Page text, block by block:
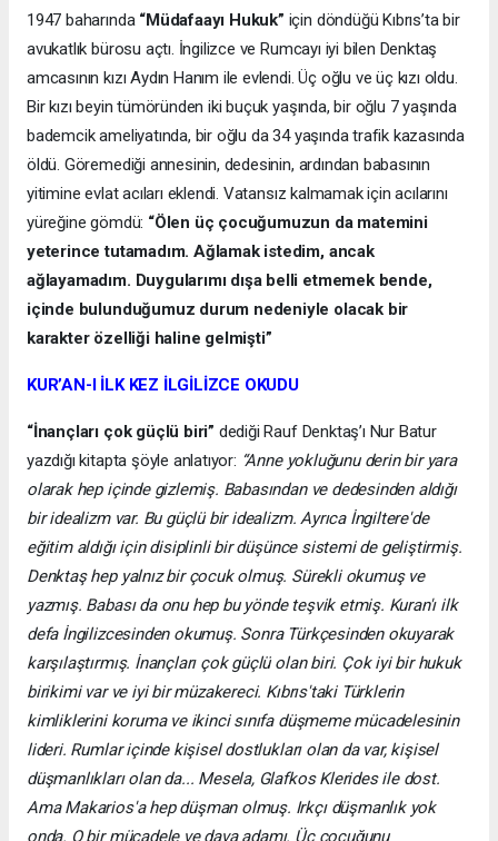
1947 baharında “Müdafaayı Hukuk” için döndüğü Kıbrıs’ta bir
avukatlık bürosu açtı. İngilizce ve Rumcayı iyi bilen Denktaş
amcasının kızı Aydın Hanım ile evlendi. Üç oğlu ve üç kızı oldu.
Bir kızı beyin tümöründen iki buçuk yaşında, bir oğlu 7 yaşında
bademcik ameliyatında, bir oğlu da 34 yaşında trafik kazasında
öldü. Göremediği annesinin, dedesinin, ardından babasının
yitimine evlat acıları eklendi. Vatansız kalmamak için acılarını
yüreğine gömdü: “Ölen üç çocuğumuzun da matemini
yeterince tutamadım. Ağlamak istedim, ancak
ağlayamadım. Duygularımı dışa belli etmemek bende,
içinde bulunduğumuz durum nedeniyle olacak bir
karakter özelliği haline gelmişti”
KUR’AN-I İLK KEZ İLGİLİZCE OKUDU
“İnançları çok güçlü biri” dediği Rauf Denktaş’ı Nur Batur
yazdığı kitapta şöyle anlatıyor: “Anne yokluğunu derin bir yara
olarak hep içinde gizlemiş. Babasından ve dedesinden aldığı
bir idealizm var. Bu güçlü bir idealizm. Ayrıca İngiltere'de
eğitim aldığı için disiplinli bir düşünce sistemi de geliştirmiş.
Denktaş hep yalnız bir çocuk olmuş. Sürekli okumuş ve
yazmış. Babası da onu hep bu yönde teşvik etmiş. Kuran'ı ilk
defa İngilizcesinden okumuş. Sonra Türkçesinden okuyarak
karşılaştırmış. İnançları çok güçlü olan biri. Çok iyi bir hukuk
birikimi var ve iyi bir müzakereci. Kıbrıs'taki Türklerin
kimliklerini koruma ve ikinci sınıfa düşmeme mücadelesinin
lideri. Rumlar içinde kişisel dostlukları olan da var, kişisel
düşmanlıkları olan da... Mesela, Glafkos Klerides ile dost.
Ama Makarios'a hep düşman olmuş. Irkçı düşmanlık yok
onda. O bir mücadele ve dava adamı. Üç çocuğunu